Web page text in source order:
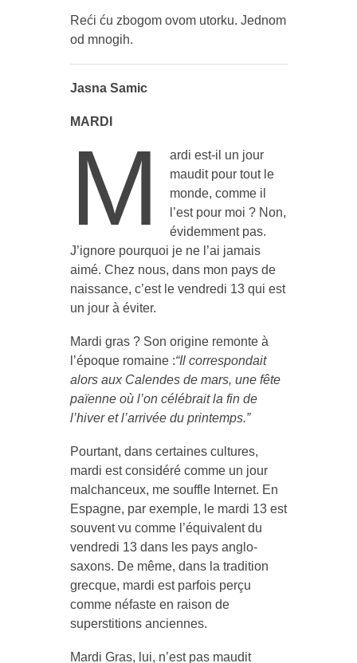
Reći ću zbogom ovom utorku. Jednom
od mnogih.
Jasna Samic
MARDI
M
ardi est-il un jour
maudit pour tout le
monde, comme il
l’est pour moi ? Non,
évidemment pas.
J’ignore pourquoi je ne l’ai jamais
aimé. Chez nous, dans mon pays de
naissance, c’est le vendredi 13 qui est
un jour à éviter.
Mardi gras ? Son origine remonte à
l’époque romaine :“Il correspondait
alors aux Calendes de mars, une fête
païenne où l’on célébrait la fin de
l’hiver et l’arrivée du printemps.”
Pourtant, dans certaines cultures,
mardi est considéré comme un jour
malchanceux, me souffle Internet. En
Espagne, par exemple, le mardi 13 est
souvent vu comme l’équivalent du
vendredi 13 dans les pays anglo-
saxons. De même, dans la tradition
grecque, mardi est parfois perçu
comme néfaste en raison de
superstitions anciennes.
Mardi Gras, lui, n’est pas maudit